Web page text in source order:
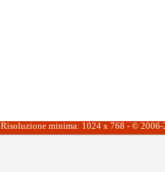
Risoluzione minima: 1024 x 768 - ©